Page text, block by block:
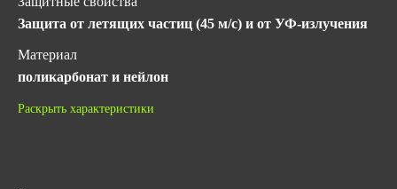
Защита от летящих частиц (45 м/с) и от УФ-излучения
Материал
поликарбонат и нейлон
Количество в упаковке
Раскрыть характеристики